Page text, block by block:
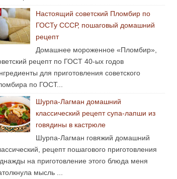
Настоящий советский Пломбир по
ГОСТу СССР, пошаговый домашний
рецепт
Домашнее мороженное «Пломбир»,
рецепт по ГОСТ 40-ых годов
для приготовления советского
по ГОСТ...
Шурпа-Лагман домашний
классический рецепт супа-лапши из
говядины в кастрюле
Шурпа-Лагман говяжий домашний
рецепт пошагового приготовления
на приготовление этого блюда меня
мысль ...